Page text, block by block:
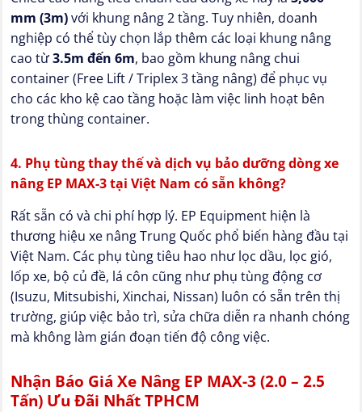
mm (3m)với khung nâng 2 tầng. Tuy nhiên, doanh
nghiệp có thể tùy chọn lắp thêm các loại khung nâng
cao từ3.5m đến 6m, bao gồm khung nâng chui
container (Free Lift / Triplex 3 tầng nâng) để phục vụ
cho các kho kệ cao tầng hoặc làm việc linh hoạt bên
trong thùng container.
4. Phụ tùng thay thế và dịch vụ bảo dưỡng dòng xe
nâng EP MAX-3 tại Việt Nam có sẵn không?
Rất sẵn có và chi phí hợp lý. EP Equipment hiện là
thương hiệu xe nâng Trung Quốc phổ biến hàng đầu tại
Việt Nam. Các phụ tùng tiêu hao như lọc dầu, lọc gió,
lốp xe, bộ củ đề, lá côn cũng như phụ tùng động cơ
(Isuzu, Mitsubishi, Xinchai, Nissan) luôn có sẵn trên thị
trường, giúp việc bảo trì, sửa chữa diễn ra nhanh chóng
mà không làm gián đoạn tiến độ công việc.
Nhận Báo Giá Xe Nâng EP MAX-3 (2.0 – 2.5
Tấn) Ưu Đãi Nhất TPHCM